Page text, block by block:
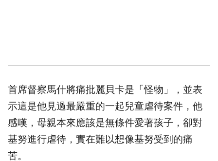
首席督察馬什將痛批麗貝卡是「怪物」，並表
示這是他見過最嚴重的一起兒童虐待案件，他
感嘆，母親本來應該是無條件愛著孩子，卻對
基努進行虐待，實在難以想像基努受到的痛
苦。